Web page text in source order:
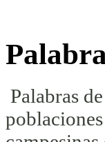
Palabras